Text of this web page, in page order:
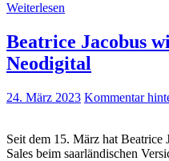
Weiterlesen
Beatrice Jacobus
Neodigital
24. März 2023 Kommentar
Seit dem 15. März hat Beatrice
Sales beim saarländischen